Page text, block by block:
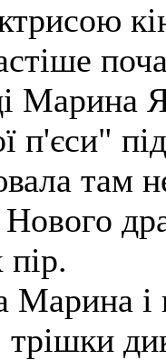
Марина
п'єси"
там
Марина і
трішки